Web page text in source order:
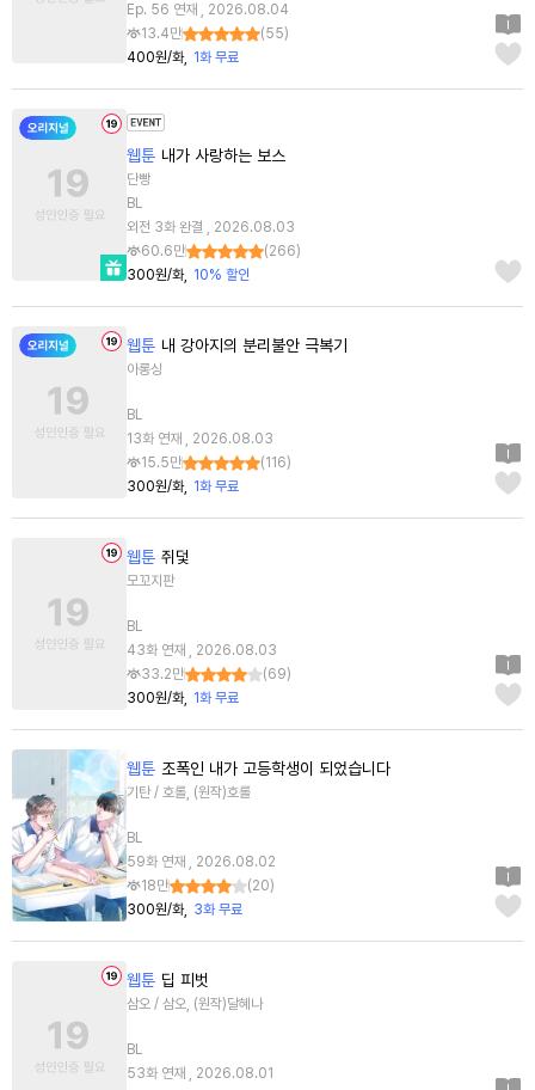
Ep. 56 연재 , 2026.08.04
13.4만
(55)
400원/화
1화 무료
웹툰 내가 사랑하는 보스
단빵
BL
외전 3화 완결 , 2026.08.03
60.6만
(266)
300원/화
10% 할인
웹툰 내 강아지의 분리불안 극복기
아롱싱
BL
13화 연재 , 2026.08.03
15.5만
(116)
300원/화
1화 무료
웹툰 쥐덫
모꼬지판
BL
43화 연재 , 2026.08.03
33.2만
(69)
300원/화
1화 무료
웹툰 조폭인 내가 고등학생이 되었습니다
기탄 / 호롤, (원작)호롤
BL
59화 연재 , 2026.08.02
18만
(20)
300원/화
3화 무료
웹툰 딥 피벗
삼오 / 삼오, (원작)달혜나
BL
53화 연재 , 2026.08.01